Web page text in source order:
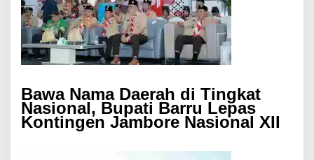
Bawa Nama Daerah di Tingkat
Nasional, Bupati Barru Lepas
Kontingen Jambore Nasional XII